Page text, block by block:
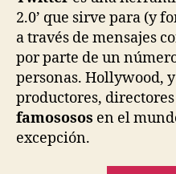
2.0’ que sirve para (y
a través de mensajes
por parte de un
personas. Hollywood,
productores,
famososos en el
excepción.